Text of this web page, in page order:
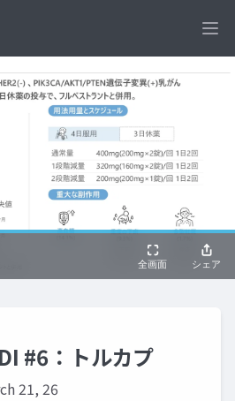
#6：トルカプ
21, 26